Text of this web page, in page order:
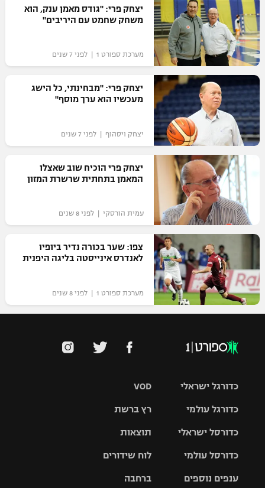
יצחק פרי: "גודס מאמן ענק, הוא
משחק שחמט עם היריבים"
מערכת ספורט 1 | לפני 7 שנים
יצחק פרי: "מבחינתי, כל הישג
מעכשיו הוא ערך מוסף"
יצחק ויסהוף | לפני 7 שנים
יצחק פרי הוכיח שוב שאצלו
המאמן בתחתית שרשרת המזון
עמית הורסקי | לפני 8 שנים
צפו: שער בכורה נדיר ביופיו
לאנדרס אינייסטה בליגה היפנית
מערכת ספורט 1 | לפני 8 שנים
VOD
רץ ברשת
תוצאות
לוח שידורים
ברחבה
כדורגל ישראלי
גביע הטוטו
כדורגל עולמי
האלופות
ליגה
כדורסל ישראלי
סל
כדורסל עולמי
ענפים נוספים